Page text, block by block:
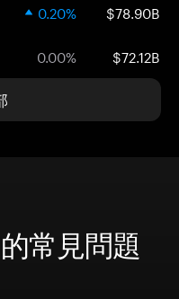
0.20% $78.90B
0.00% $72.12B
常見問題